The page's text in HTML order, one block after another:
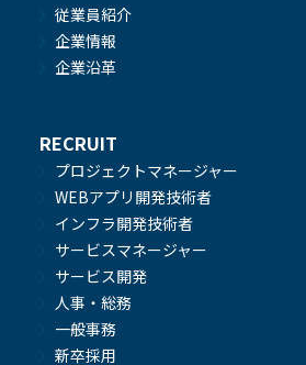
従業員紹介
企業情報
企業沿革
RECRUIT
プロジェクトマネージャー
WEBアプリ開発技術者
インフラ開発技術者
サービスマネージャー
サービス開発
人事・総務
一般事務
新卒採用